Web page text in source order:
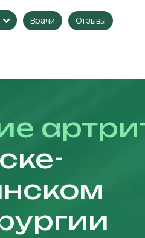
Врачи Отзывы